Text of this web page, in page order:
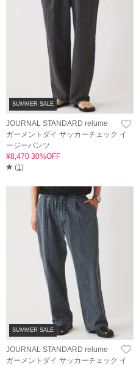
SUMMER SALE
JOURNAL STANDARD relume
ガーメントダイ サッカーチェック イ
ージーパンツ
¥8,470 30%OFF
(1)
SUMMER SALE
JOURNAL STANDARD relume
ガーメントダイ サッカーチェック イ